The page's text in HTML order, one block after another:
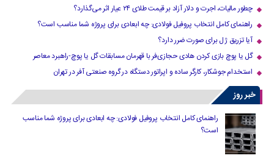
چطور مالیات، اجرت و دلار آزاد بر قیمت طلای ۲۴ عیار اثر می‌گذارد؟
راهنمای کامل انتخاب پروفیل فولادی: چه ابعادی برای پروژه شما مناسب است؟
آیا تزریق ژل برای صورت ضرر دارد​؟
گل یا پوچ بازی کردن هادی حجازی‌فر با قهرمان مسابقات گل یا پوچ-راهبرد معاصر
استخدام جوشکار، کارگر ساده و اپراتور دستگاه در گروه صنعتی آفر در تهران
خبر روز
راهنمای کامل انتخاب پروفیل فولادی: چه ابعادی برای پروژه شما مناسب
است؟